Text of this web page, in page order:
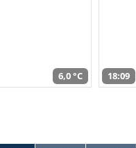
6,0 °C 18:09